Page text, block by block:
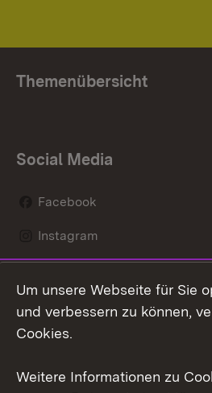
Themenübersicht
Social Media
Facebook
Instagram
Social Wall
Youtube
Um unsere Webseite für Sie
und verbessern zu können,
Cookies.
Weitere Informationen zu